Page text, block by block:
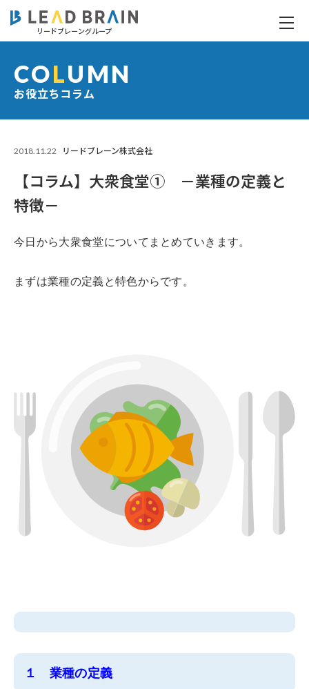
リードブレーングループ
お役立ちコラム
COLUMN
2018.11.22 リードブレーン株式会社
【コラム】大衆食堂① －業種の定義と
特徴－
今日から大衆食堂についてまとめていきます。
まずは業種の定義と特色からです。
１ 業種の定義